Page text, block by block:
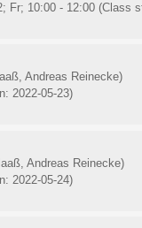
Fr; 10:00 - 12:00 (Class
Andreas Reinecke)
2022-05-23)
Andreas Reinecke)
2022-05-24)